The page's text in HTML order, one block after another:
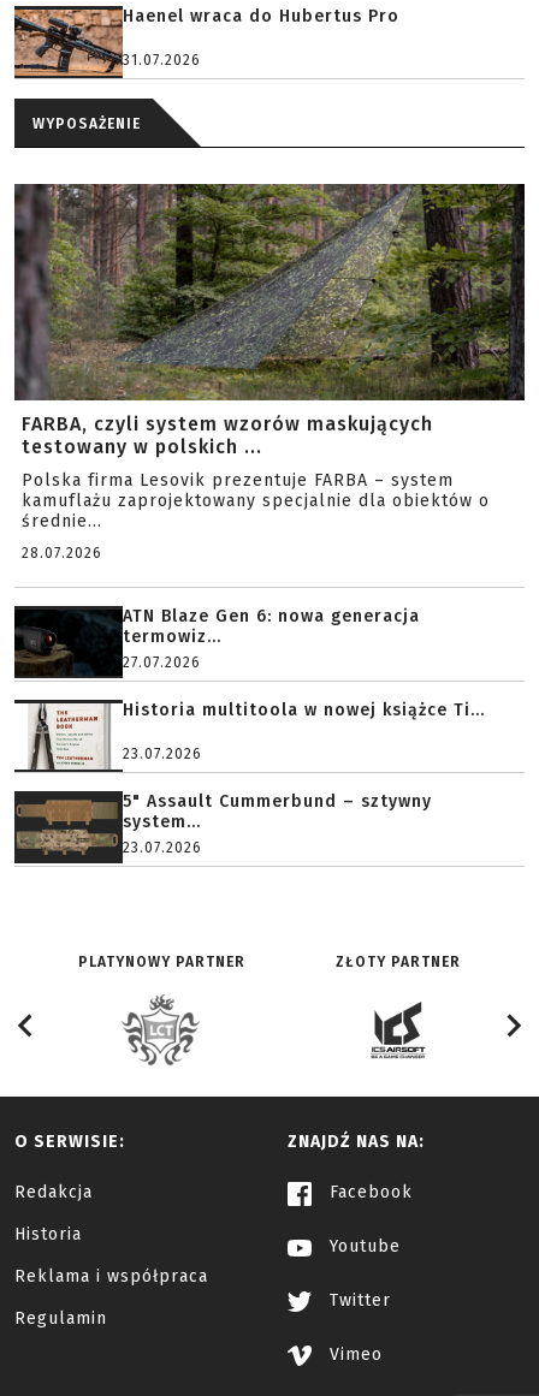
Haenel wraca do Hubertus Pro
31.07.2026
WYPOSAŻENIE
FARBA, czyli system wzorów maskujących
testowany w polskich ...
Polska firma Lesovik prezentuje FARBA – system
kamuflażu zaprojektowany specjalnie dla obiektów o
średnie...
28.07.2026
ATN Blaze Gen 6: nowa generacja
termowiz...
27.07.2026
Historia multitoola w nowej książce Ti...
23.07.2026
5" Assault Cummerbund – sztywny
system...
23.07.2026
PLATYNOWY PARTNER ZŁOTY PARTNER
O SERWISIE:
Redakcja
Historia
Reklama i współpraca
Regulamin
ZNAJDŹ NAS NA:
Facebook
Youtube
Twitter
Vimeo